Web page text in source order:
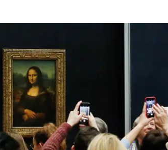
назвати крадіжкою століття, — із
та високо цінували лише
впізнаваним витвором
знаменитої крадіжки hromadske
історичних наук Петром